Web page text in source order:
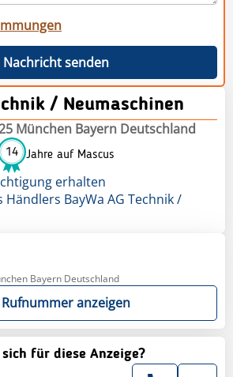
Nachricht senden
/ Neumaschinen
München Bayern Deutschland
14 Jahre auf Mascus
erhalten
Händlers BayWa AG Technik /
Bayern Deutschland
Rufnummer anzeigen
für diese Anzeige?